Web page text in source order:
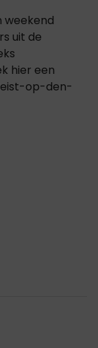
weekend
uit de
hier een
op-den-